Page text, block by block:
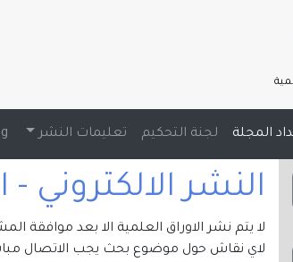
المجلة لجنة التحكيم تعليمات النشر
النشر الالكتروني - الاصدار 20 -
لا يتم نشر الاوراق العلمية الا بعد موافقة
لاي نقاش حول موضوع بحث يجب الاتصال